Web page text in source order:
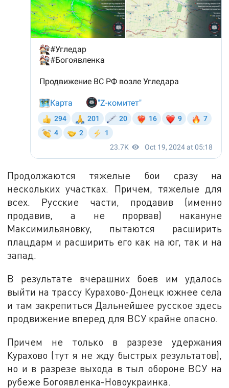
Продолжаются тяжелые бои сразу на
нескольких участках. Причем, тяжелые для
всех. Русские части, продавив (именно
продавив, а не прорвав) накануне
Максимильяновку, пытаются расширить
плацдарм и расширить его как на юг, так и на
запад.
В результате вчерашних боев им удалось
выйти на трассу Курахово-Донецк южнее села
и там закрепиться Дальнейшее русское здесь
продвижение вперед для ВСУ крайне опасно.
Причем не только в разрезе удержания
Курахово (тут я не жду быстрых результатов),
но и в разрезе выхода в тыл обороне ВСУ на
рубеже Богоявленка-Новоукраинка.